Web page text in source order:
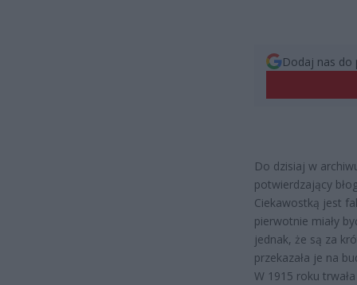
Dodaj nas do
Do dzisiaj w
potwierdzający
Ciekawostką jest
pierwotnie miały
jednak, że są za
przekazała je na
W 1915 roku